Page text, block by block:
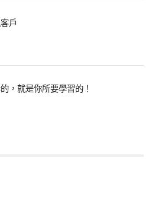
戶
，就是你所要學習的！